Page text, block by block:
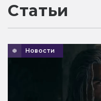
Статьи
Новости